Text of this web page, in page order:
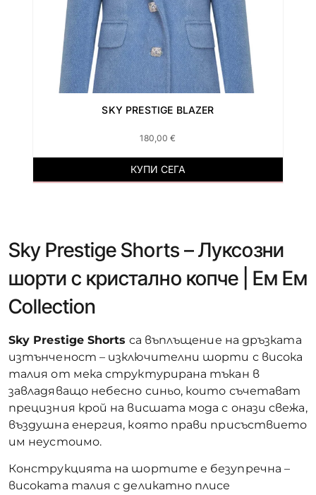
SKY PRESTIGE BLAZER
180,00€
КУПИ СЕГА
Sky Prestige Shorts – Луксозни
шорти с кристално копче | Ем Ем
Collection
Sky Prestige Shorts са въплъщение на дръзката
изтънченост – изключителни шорти с висока
талия от мека структурирана тъкан в
завладяващо небесно синьо, които съчетават
прецизния крой на висшата мода с онази свежа,
въздушна енергия, която прави присъствието
им неустоимо.
Конструкцията на шортите е безупречна –
високата талия с деликатно плисе